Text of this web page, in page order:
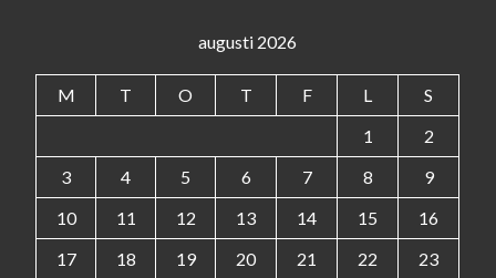
augusti 2026
M T O T F L
S
1
2
3
4 5 6 7 8
9
10
11 12 13 14 15
16
17
18 19 20 21 22 23